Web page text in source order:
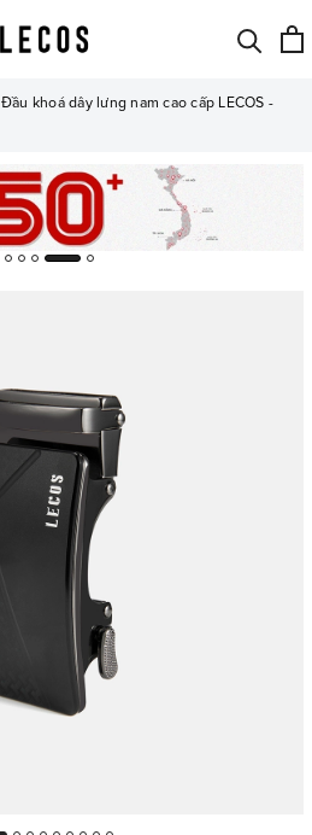
Đầu khoá dây lưng nam cao cấp LECOS -